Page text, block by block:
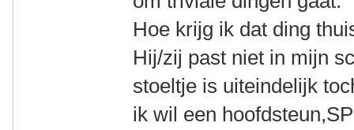
Hoe krijg ik dat ding
Hij/zij past niet in mijn
stoeltje is uiteindelijk
ik wil een